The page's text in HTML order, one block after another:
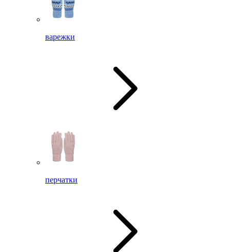
варежки
перчатки